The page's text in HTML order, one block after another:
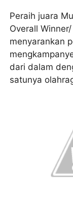
Peraih juara
Overall
menyarankan
dari dalam
satunya